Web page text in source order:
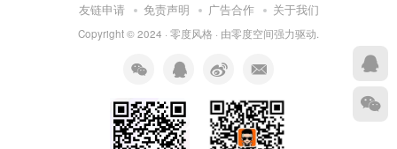
友链申请 免责声明 广告合作 关于我们
Copyright © 2024 · 零度风格 · 由零度空间强力驱动.